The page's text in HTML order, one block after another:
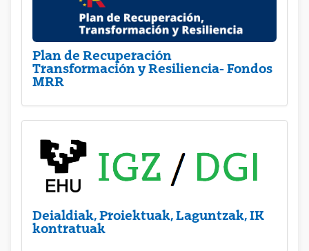
Plan de Recuperación
Transformación y Resiliencia- Fondos
MRR
Deialdiak, Proiektuak, Laguntzak, IK
kontratuak